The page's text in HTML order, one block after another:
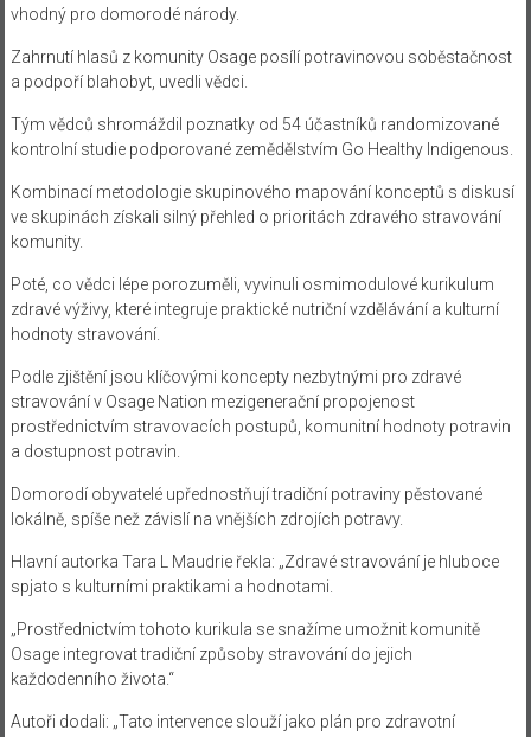
vhodný pro domorodé národy.
Zahrnutí hlasů z komunity Osage posílí potravinovou soběstačnost
a podpoří blahobyt, uvedli vědci.
Tým vědců shromáždil poznatky od 54 účastníků randomizované
kontrolní studie podporované zemědělstvím Go Healthy Indigenous.
Kombinací metodologie skupinového mapování konceptů s diskusí
ve skupinách získali silný přehled o prioritách zdravého stravování
komunity.
Poté, co vědci lépe porozuměli, vyvinuli osmimodulové kurikulum
zdravé výživy, které integruje praktické nutriční vzdělávání a kulturní
hodnoty stravování.
Podle zjištění jsou klíčovými koncepty nezbytnými pro zdravé
stravování v Osage Nation mezigenerační propojenost
prostřednictvím stravovacích postupů, komunitní hodnoty potravin
a dostupnost potravin.
Domorodí obyvatelé upřednostňují tradiční potraviny pěstované
lokálně, spíše než závislí na vnějších zdrojích potravy.
Hlavní autorka Tara L Maudrie řekla: „Zdravé stravování je hluboce
spjato s kulturními praktikami a hodnotami.
„Prostřednictvím tohoto kurikula se snažíme umožnit komunitě
Osage integrovat tradiční způsoby stravování do jejich
každodenního života.“
Autoři dodali: „Tato intervence slouží jako plán pro zdravotní